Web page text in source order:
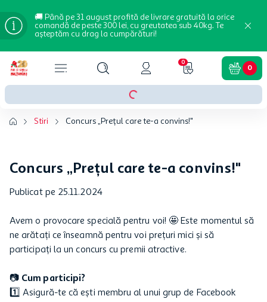
🚚 Până pe 31 august profită de livrare gratuită la orice
comandă de peste 300 lei, cu greutatea sub 40kg. Te
așteptăm cu drag la cumpărături!
0
0
Stiri Concurs „Prețul care te-a convins!"
Concurs „Prețul care te-a convins!"
Publicat pe 25.11.2024
Avem o provocare specială pentru voi! 🤩 Este momentul să
ne arătați ce înseamnă pentru voi prețuri mici și să
participați la un concurs cu premii atractive.
📷 Cum participi?
1️⃣ Asigură-te că ești membru al unui grup de Facebook